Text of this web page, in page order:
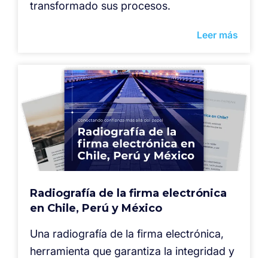
transformado sus procesos.
Leer más
Radiografía de la firma electrónica
en Chile, Perú y México
⁠Una radiografía de la firma electrónica,
herramienta que garantiza la integridad y